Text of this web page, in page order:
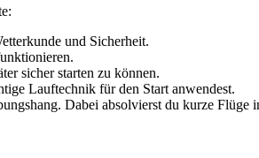
und Sicherheit.
sicher starten zu können.
Lauftechnik für den Start anwendest.
Dabei absolvierst du kurze Flüge